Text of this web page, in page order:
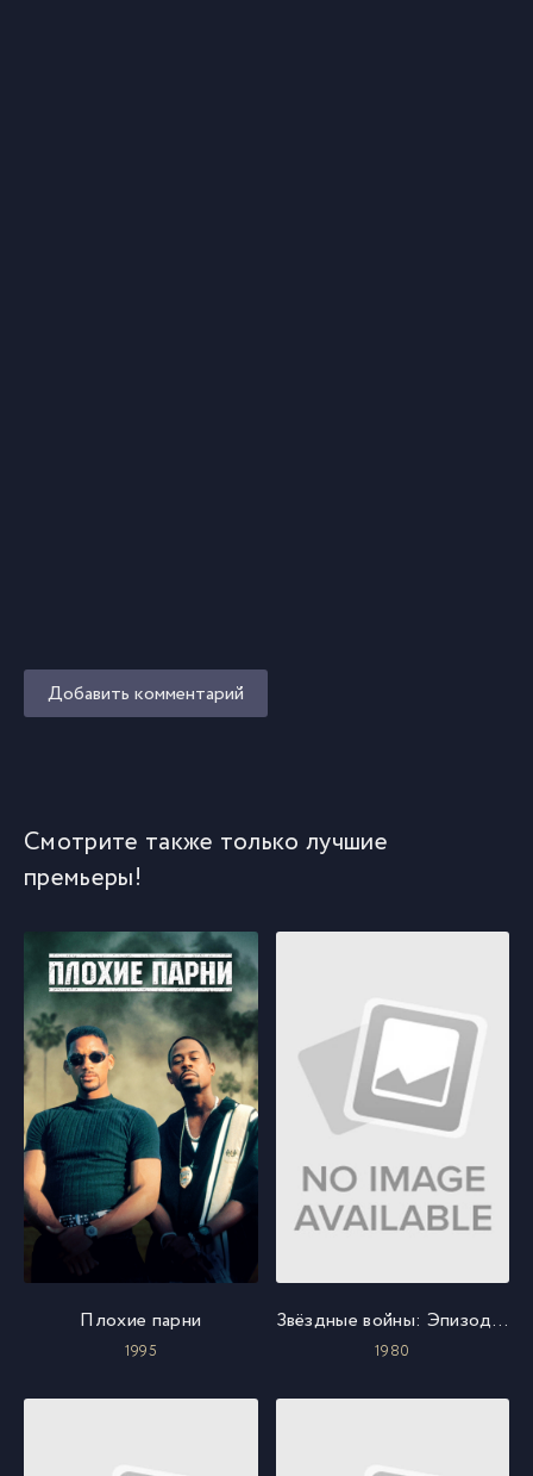
Добавить комментарий
Смотрите также только лучшие
премьеры!
Плохие парни
1995
Звёздные войны: Эпизод 5 - Империя наносит ответный удар
1980